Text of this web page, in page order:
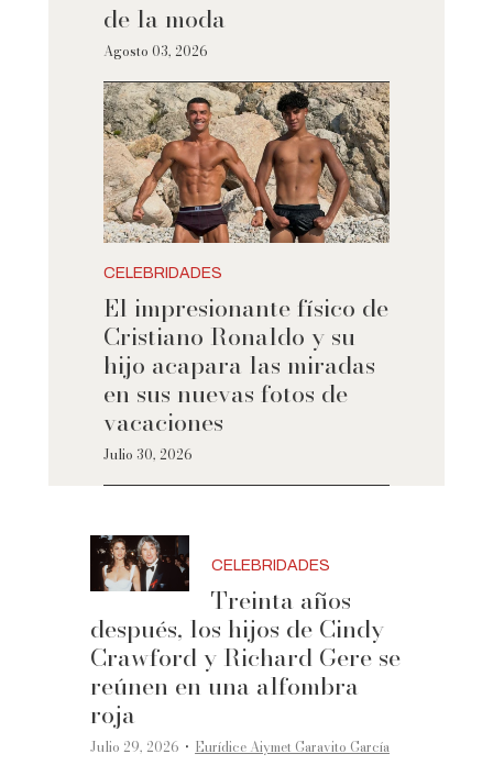
de la moda
Agosto 03, 2026
CELEBRIDADES
El impresionante físico de
Cristiano Ronaldo y su
hijo acapara las miradas
en sus nuevas fotos de
vacaciones
Julio 30, 2026
CELEBRIDADES
Treinta años
después, los hijos de Cindy
Crawford y Richard Gere se
reúnen en una alfombra
roja
Julio 29, 2026 ·Eurídice Aiymet Garavito García